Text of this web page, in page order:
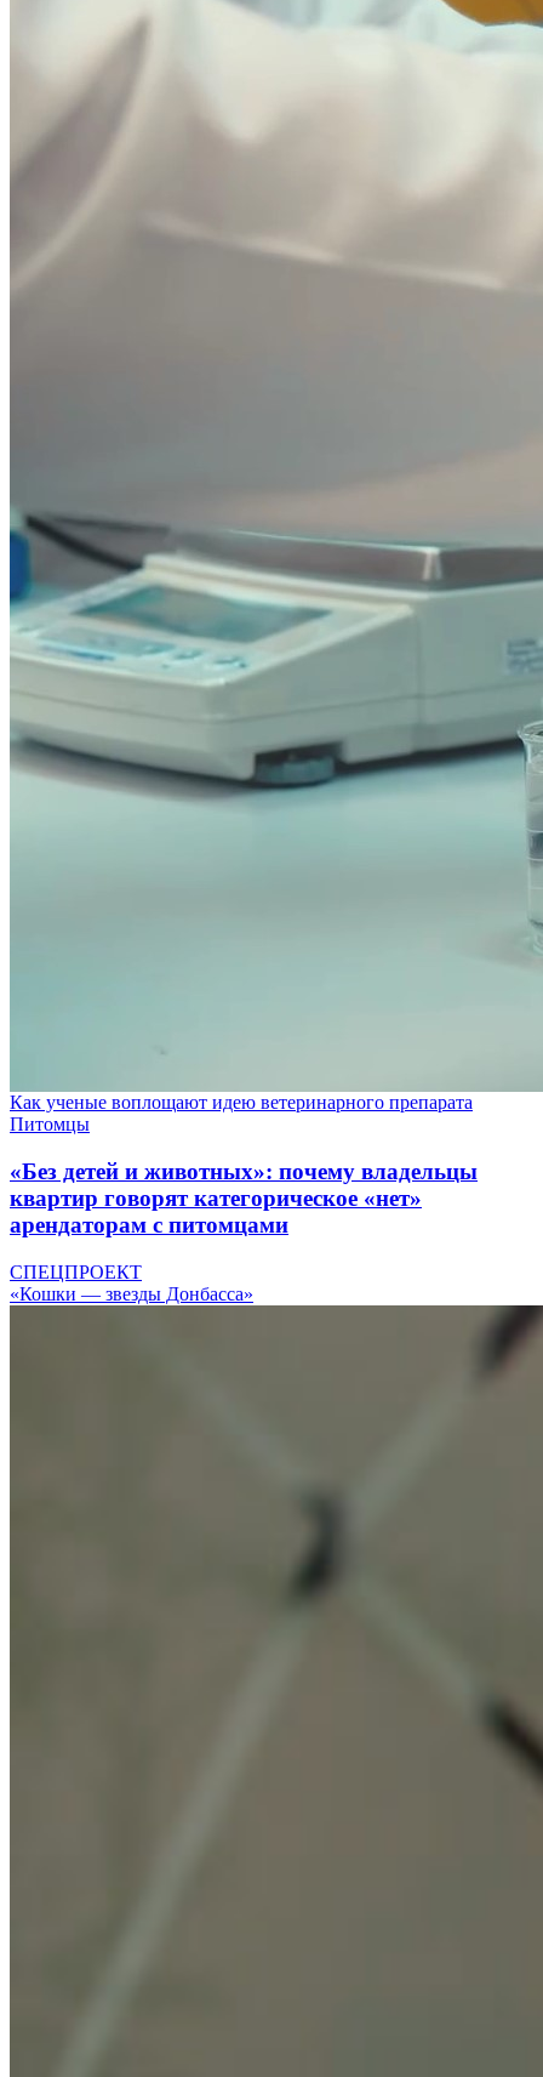
Как ученые воплощают идею ветеринарного препарата
Питомцы
«Без детей и животных»: почему владельцы
квартир говорят категорическое «нет»
арендаторам с питомцами
СПЕЦПРОЕКТ
«Кошки — звезды Донбасса»